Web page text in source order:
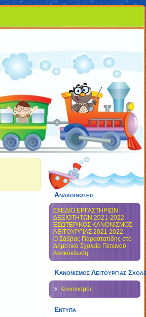
Ανακοινωσεις
ΣΧΕΔΙΟ ΕΡΓΑΣΤΗΡΙΩΝ
ΔΕΞΙΟΤΗΤΩΝ 2021-2022
ΕΣΩΤΕΡΙΚΟΣ ΚΑΝΟΝΙΣΜΟΣ
ΛΕΙΤΟΥΡΓΙΑΣ 2021 2022
Ο Σάββας Παραστατίδης στο
Δημοτικό Σχολείο Πετεινού
Ανακύκλωση
Κανονισμός Λειτουργίας
Κανονισμός
Εντυπα